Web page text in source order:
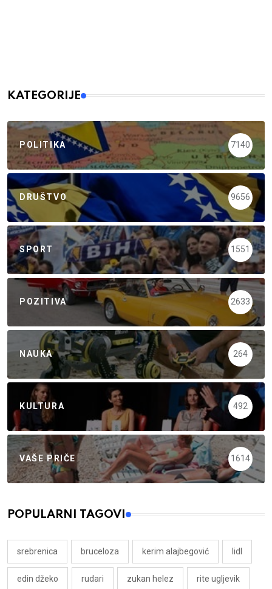
KATEGORIJE
POLITIKA 7140
DRUŠTVO 9656
SPORT 1551
POZITIVA 2633
NAUKA 264
KULTURA 492
VAŠE PRIČE 1614
POPULARNI TAGOVI
srebrenica bruceloza kerim alajbegović lidl
edin džeko rudari zukan helez rite ugljevik